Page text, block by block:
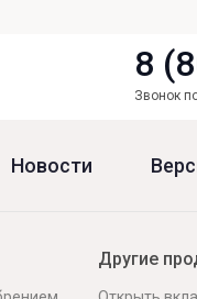
8
Звонок
Новости
Другие